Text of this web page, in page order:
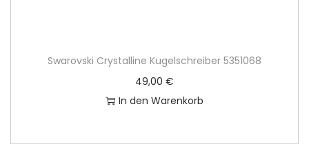
Swarovski Crystalline Kugelschreiber 5351068
49,00 €
In den Warenkorb